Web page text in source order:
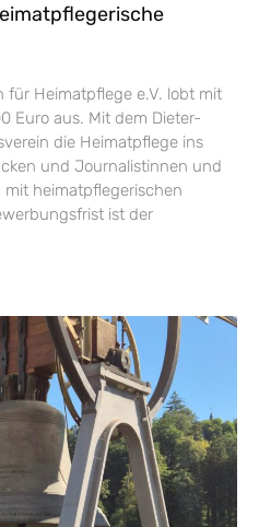
für Heimatpflege e.V. lobt mit
Euro aus. Mit dem Dieter-
die Heimatpflege ins
und Journalistinnen und
heimatpflegerischen
ist der